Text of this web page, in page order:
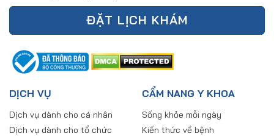
ĐẶT LỊCH KHÁM
DỊCH VỤ
Dịch vụ dành cho cá nhân
Dịch vụ dành cho tổ chức
CẨM NANG Y KHOA
Sống khỏe mỗi ngày
Kiến thức về bệnh